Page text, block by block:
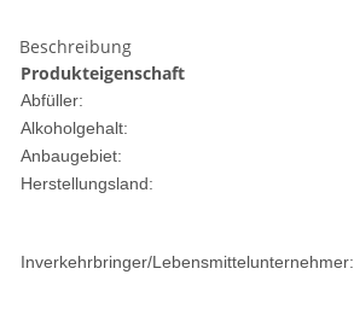
Beschreibung
Produkteigenschaft
Abfüller:
Alkoholgehalt:
Anbaugebiet:
Herstellungsland:
Inverkehrbringer/Lebensmittelunternehmer: